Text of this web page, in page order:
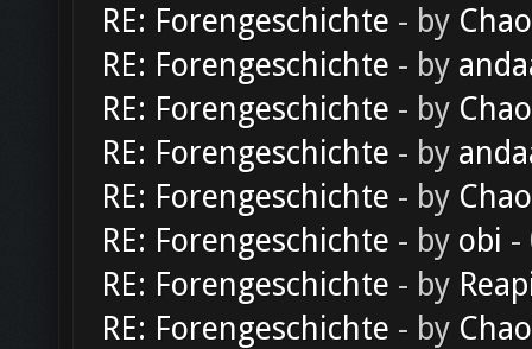
RE: Forengeschichte - by
RE: Forengeschichte - by
RE: Forengeschichte - by
RE: Forengeschichte - by
RE: Forengeschichte - by
RE: Forengeschichte - by obi -
RE: Forengeschichte - by
RE: Forengeschichte - by